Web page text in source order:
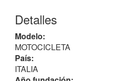
Detalles
Modelo:
MOTOCICLETA
País:
ITALIA